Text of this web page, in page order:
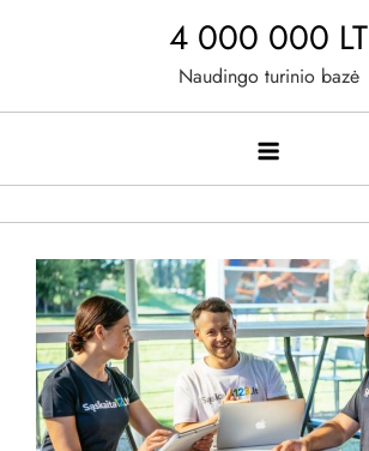
4 000 000 LT
Naudingo turinio bazė